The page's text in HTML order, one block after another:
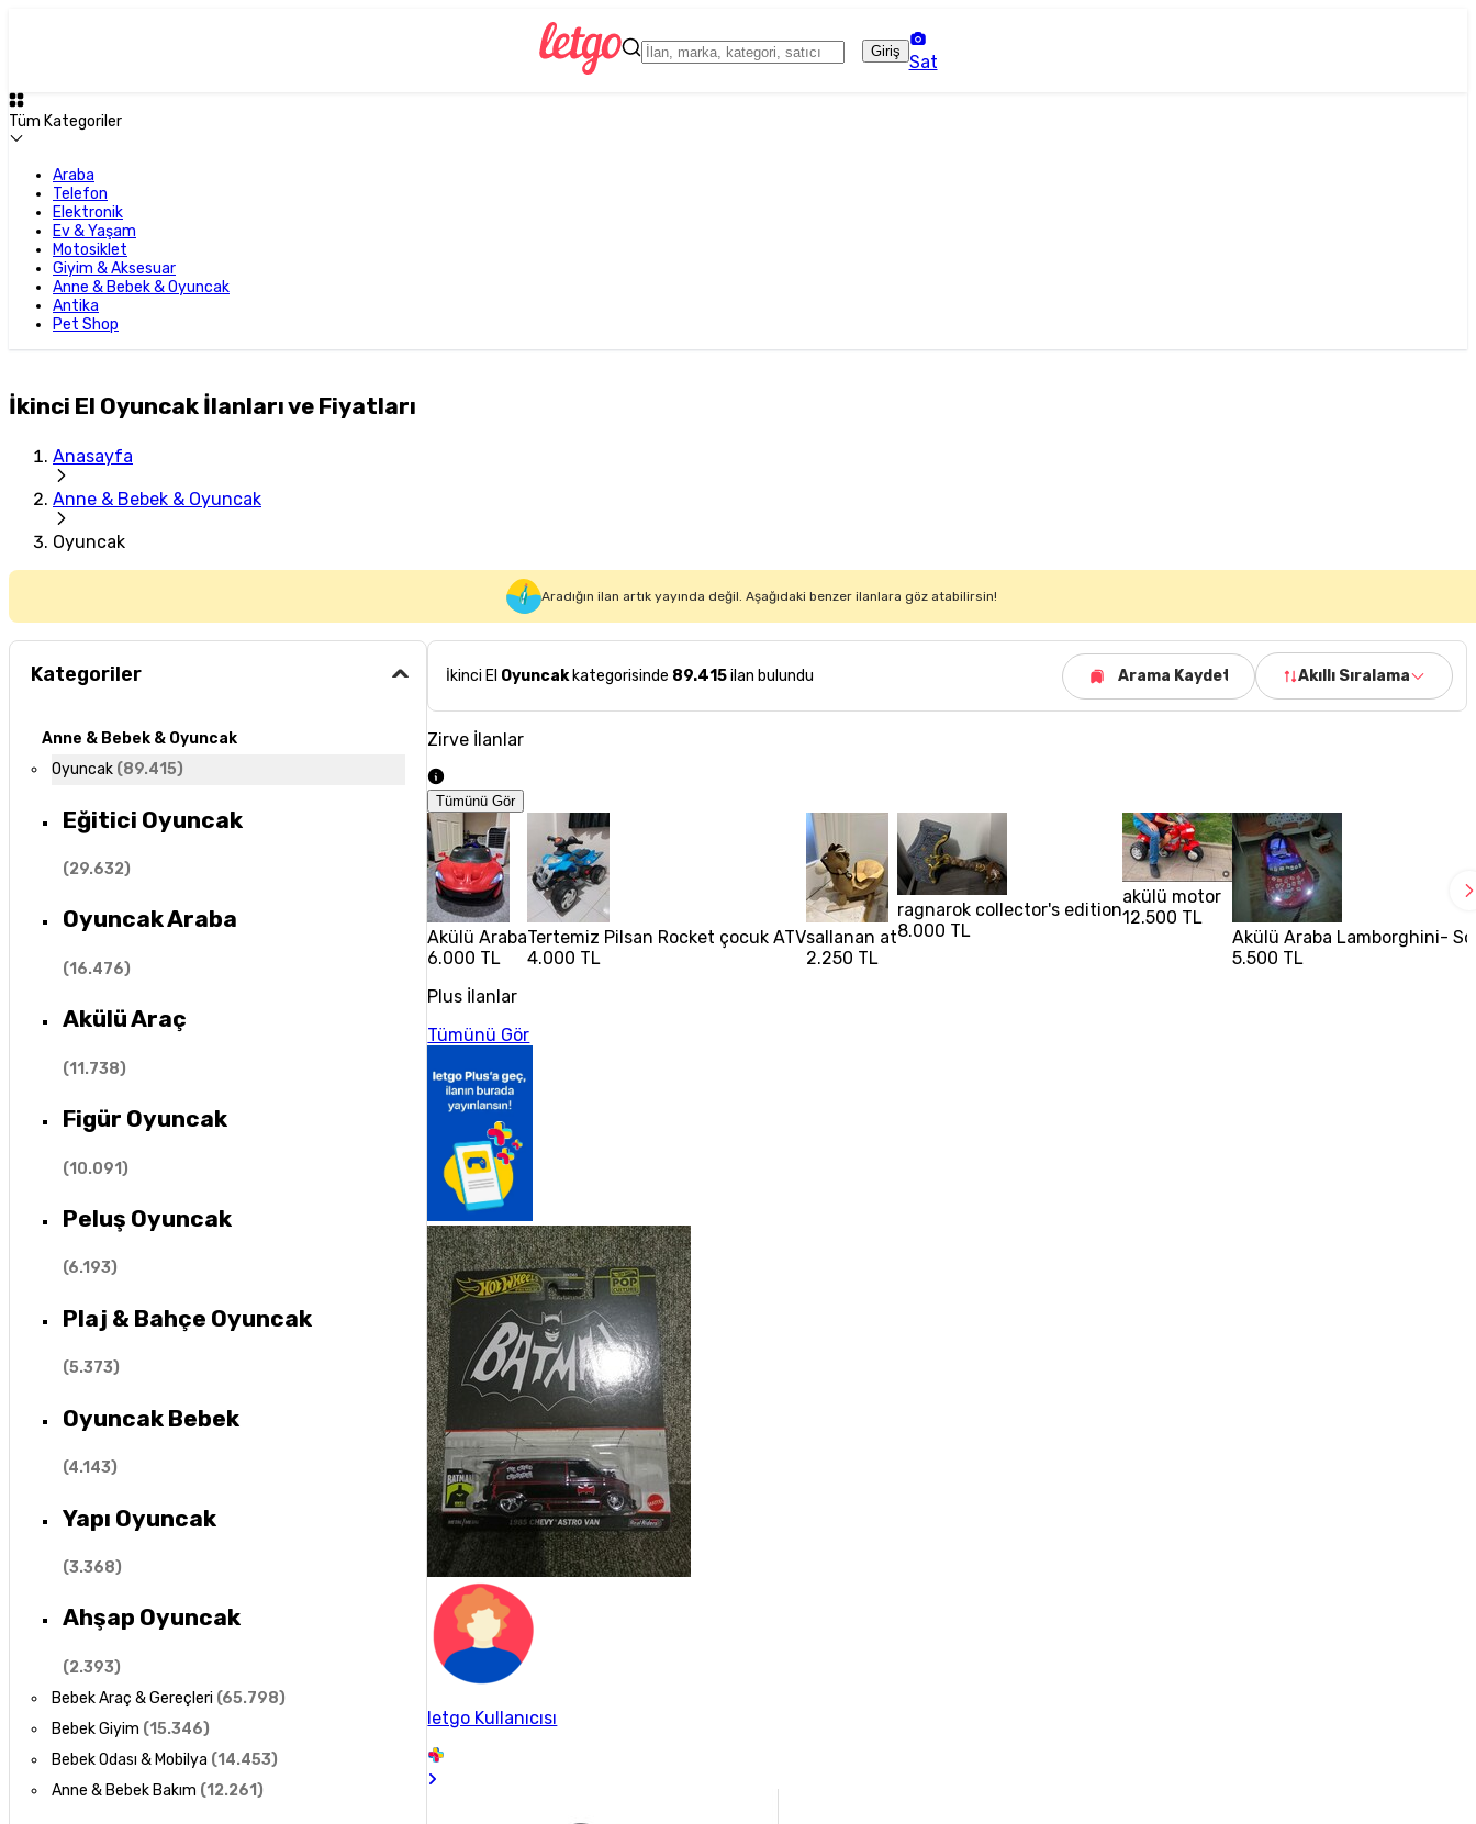
Giriş
Sat
Tüm Kategoriler
Araba
Telefon
Elektronik
Ev & Yaşam
Motosiklet
Giyim & Aksesuar
Anne & Bebek & Oyuncak
Antika
Pet Shop
İkinci El Oyuncak İlanları ve Fiyatları
Anasayfa
Anne & Bebek & Oyuncak
Oyuncak
Aradığın ilan artık yayında değil. Aşağıdaki benzer ilanlara göz atabilirsin!
Kategoriler
Anne & Bebek & Oyuncak
Oyuncak (89.415)
Eğitici Oyuncak
(29.632)
Oyuncak Araba
(16.476)
Akülü Araç
(11.738)
Figür Oyuncak
(10.091)
Peluş Oyuncak
(6.193)
Plaj & Bahçe Oyuncak
(5.373)
Oyuncak Bebek
(4.143)
Yapı Oyuncak
(3.368)
Ahşap Oyuncak
(2.393)
Bebek Araç & Gereçleri (65.798)
Bebek Giyim (15.346)
Bebek Odası & Mobilya (14.453)
Anne & Bebek Bakım (12.261)
İkinci El Oyuncakkategorisinde 89.415ilan bulundu Arama Kaydet Akıllı Sıralama
Zirve İlanlar
Tümünü Gör
Akülü Araba
6.000 TL
Tertemiz Pilsan Rocket çocuk ATV
4.000 TL
sallanan at
2.250 TL
ragnarok collector's edition
8.000 TL
akülü motor
12.500 TL
Akülü Araba Lamborghini-
5.500 TL
Plus İlanlar
Tümünü Gör
letgo Kullanıcısı